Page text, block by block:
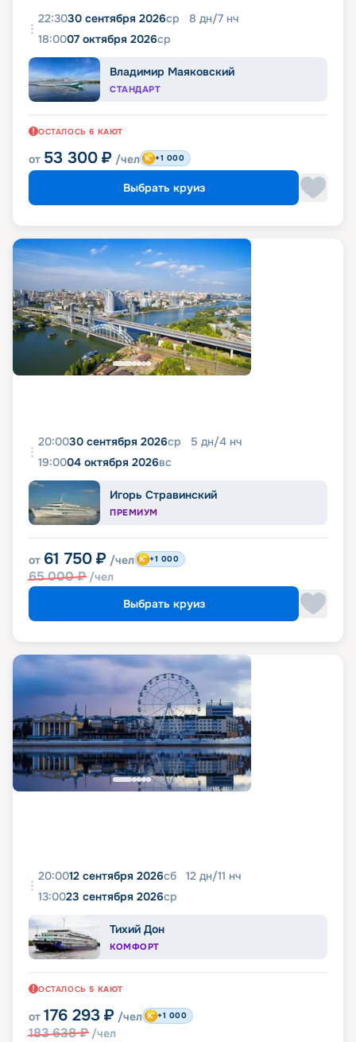
22:3030 сентября 2026ср 8 дн/7 нч
18:0007 октября 2026ср
Владимир Маяковский
СТАНДАРТ
ОСТАЛОСЬ 6 КАЮТ
от 53 300 ₽ /чел +1 000
Выбрать круиз
20:0030 сентября 2026ср 5 дн/4 нч
19:0004 октября 2026вс
Игорь Стравинский
ПРЕМИУМ
от 61 750 ₽ /чел
65 000₽ /чел
+1 000
Выбрать круиз
20:0012 сентября 2026сб 12 дн/11 нч
13:0023 сентября 2026ср
Тихий Дон
КОМФОРТ
ОСТАЛОСЬ 5 КАЮТ
от 176 293 ₽ /чел
183 638₽ /чел
+1 000